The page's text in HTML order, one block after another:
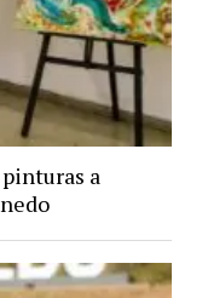
a